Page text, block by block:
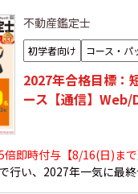
不動産鑑定士
初学者向け コース・パ
2027年合格目標：
ース【通信】Web/
即時付与【8/16(日)まで
行い、2027年一気に最終